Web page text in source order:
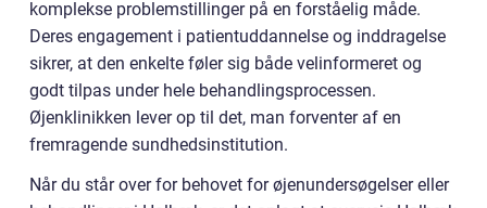
komplekse problemstillinger på en forståelig måde.
Deres engagement i patientuddannelse og inddragelse
sikrer, at den enkelte føler sig både velinformeret og
godt tilpas under hele behandlingsprocessen.
Øjenklinikken lever op til det, man forventer af en
fremragende sundhedsinstitution.
Når du står over for behovet for øjenundersøgelser eller